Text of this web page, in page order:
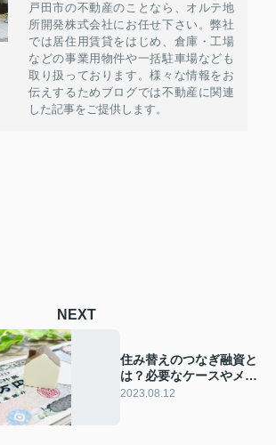
戸田市の不動産のことなら、オルテ地
所開発株式会社にお任せ下さい。弊社
では居住用賃貸をはじめ、倉庫・工場
などの事業用物件や一括駐車場なども
取り扱っております。様々な情報をお
伝えするためブログでは不動産に関連
した記事をご提供します。
NEXT
住み替えのつなぎ融資と
は？必要なケースやメリ
ットを解説！
2023.08.12